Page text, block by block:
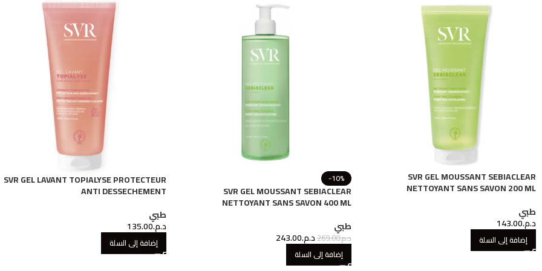
SVR GEL MOUSSANT SEBIACLEAR
NETTOYANT SANS SAVON 200 ML
طبي
د.م.143.00
إضافة إلى السلة
-10%
SVR GEL MOUSSANT SEBIACLEAR
NETTOYANT SANS SAVON 400 ML
طبي
د.م.269.00د.م.243.00
إضافة إلى السلة
SVR GEL LAVANT TOPIALYSE PROTECTEUR
ANTI DESSECHEMENT
طبي
د.م.135.00
إضافة إلى السلة